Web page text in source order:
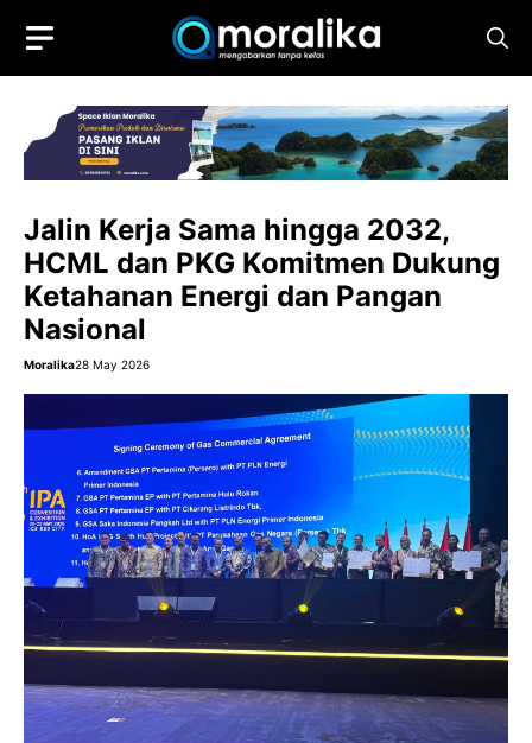
content
Jalin Kerja Sama hingga 2032,
HCML dan PKG Komitmen Dukung
Ketahanan Energi dan Pangan
Nasional
Moralika28 May 2026